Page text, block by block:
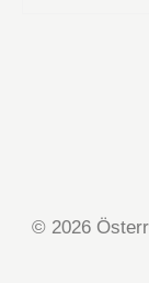
© 2026